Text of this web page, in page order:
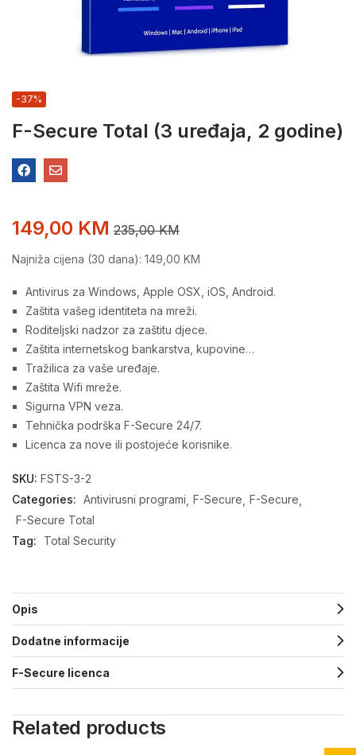
F-Secure Total (3 uređaja, 2 godine)
-37%
149,00 KM 235,00KM
Najniža cijena (30 dana): 149,00 KM
Antivirus za Windows, Apple OSX, iOS, Android.
Zaštita vašeg identiteta na mreži.
Roditeljski nadzor za zaštitu djece.
Zaštita internetskog bankarstva, kupovine…
Tražilica za vaše uređaje.
Zaštita Wifi mreže.
Sigurna VPN veza.
Tehnička podrška F-Secure 24/7.
Licenca za nove ili postojeće korisnike.
SKU: FSTS-3-2
Categories: Antivirusni programi F-Secure F-Secure
F-Secure Total
Tag:
Total Security
Opis
Dodatne informacije
F-Secure licenca
Related products